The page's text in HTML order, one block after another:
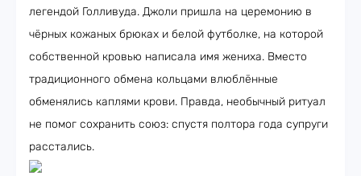
легендой Голливуда. Джоли пришла на церемонию в
чёрных кожаных брюках и белой футболке, на которой
собственной кровью написала имя жениха. Вместо
традиционного обмена кольцами влюблённые
обменялись каплями крови. Правда, необычный ритуал
не помог сохранить союз: спустя полтора года супруги
расстались.